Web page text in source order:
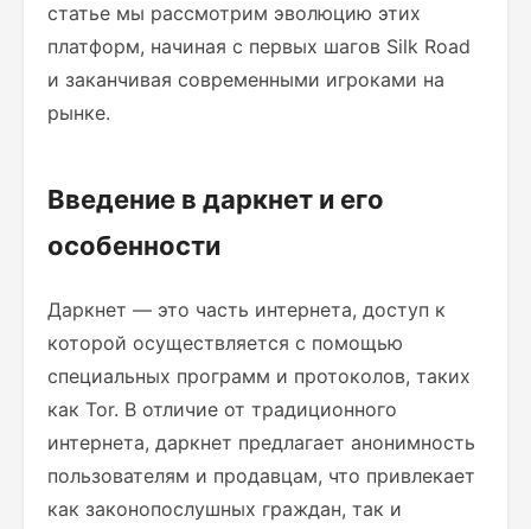
статье мы рассмотрим эволюцию этих
платформ, начиная с первых шагов Silk Road
и заканчивая современными игроками на
рынке.
Введение в даркнет и его
особенности
Даркнет — это часть интернета, доступ к
которой осуществляется с помощью
специальных программ и протоколов, таких
как Tor. В отличие от традиционного
интернета, даркнет предлагает анонимность
пользователям и продавцам, что привлекает
как законопослушных граждан, так и